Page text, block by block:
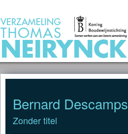
Bernard Descamps
Zonder titel